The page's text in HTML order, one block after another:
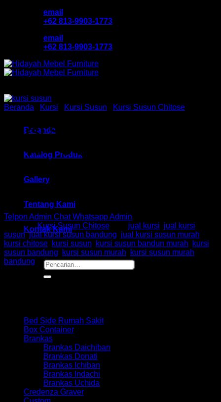
email
+62 813-9903-1773
email
+62 813-9903-1773
Beranda
Katalog Produk
Gallery
Tentang Kami
Kontak Kami
Pencarian
untuk:
Beranda Kursi Kursi Susun Kursi Susun Chitose
Kursi Susun Chitose HM
Olive – U Bandung
377,250
Telpon Admin Chat Whatsapp Admin
Kategori:Kursi Susun Chitose jual kursi jual kursi
susun,jual kursi susun bandung jual kursi susun murah
kursi chitose kursi susun kursi susun bandun murah
kursi
susun bandung
kursi susun murah
kursi susun murah
bandung
Bed Side Rumah Sakit
Box Container
Brankas
Brankas Daichiban
Brankas Donati
Brankas Ichiban
Brankas Indachi
Brankas Uchida
Credenza Graver